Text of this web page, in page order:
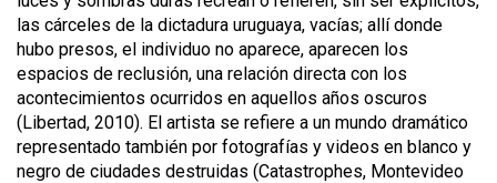
las cárceles de la dictadura uruguaya, vacías; allí donde
hubo presos, el individuo no aparece, aparecen los
espacios de reclusión, una relación directa con los
acontecimientos ocurridos en aquellos años oscuros
(Libertad, 2010). El artista se refiere a un mundo dramático
representado también por fotografías y videos en blanco y
negro de ciudades destruidas (Catastrophes, Montevideo